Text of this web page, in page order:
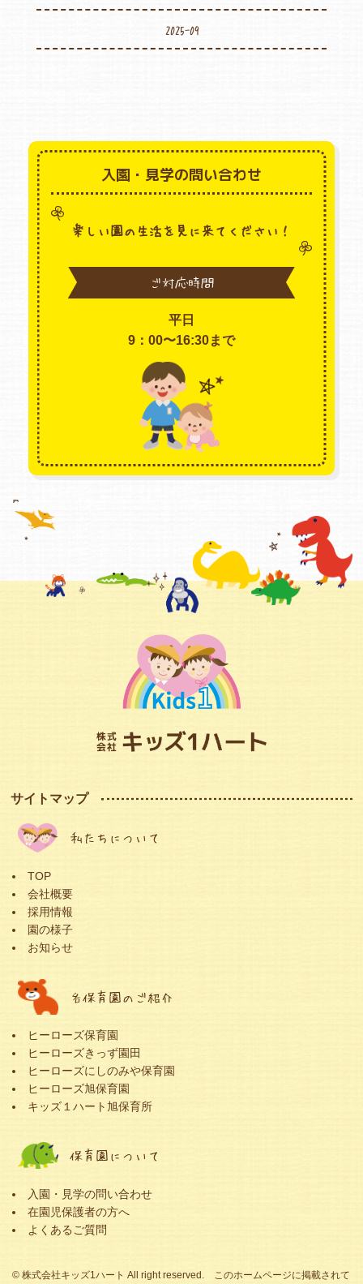
2025-09
入園・見学の問い合わせ
楽しい園の生活を見に来てください！
ご対応時間
平日
9：00〜16:30まで
サイトマップ
私たちについて
TOP
会社概要
採用情報
園の様子
お知らせ
各保育園のご紹介
ヒーローズ保育園
ヒーローズきっず園田
ヒーローズにしのみや保育園
ヒーローズ旭保育園
キッズ１ハート旭保育所
保育園について
入園・見学の問い合わせ
在園児保護者の方へ
よくあるご質問
© 株式会社キッズ1ハート All right reserved. このホームページに掲載されて